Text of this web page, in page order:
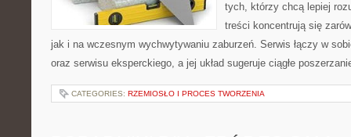
tych, którzy chcą lepiej
treści koncentrują się
jak i na wczesnym wychwytywaniu zaburzeń. Serwis łączy w
oraz serwisu eksperckiego, a jej układ sugeruje ciągłe
CATEGORIES: RZEMIOSŁO I PROCES TWORZENIA